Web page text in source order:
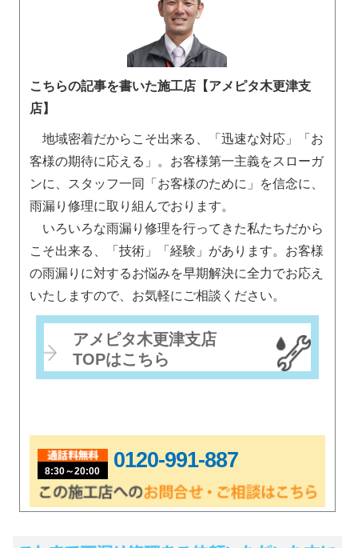
こちらの記事を書いた施工店【アメピタ木更津支
店】
地域密着だからこそ出来る、「迅速な対応」「お
客様の期待に応える」。お客様第一主義をスローガ
ンに、スタッフ一同「お客様のために」を信念に、
雨漏り修理に取り組んでおります。
いろいろな雨漏り修理を行ってきた私たちだから
こそ出来る、「技術」「経験」があります。お客様
の雨漏りに対するお悩みを早期解決に全力でお応え
いたしますので、お気軽にご相談ください。
アメピタ木更津支店
TOPはこちら
8:30～20:00 0120-991-887